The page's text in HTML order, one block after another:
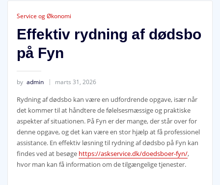
Service og Økonomi
Effektiv rydning af dødsbo
på Fyn
by admin marts 31, 2026
Rydning af dødsbo kan være en udfordrende opgave, især når
det kommer til at håndtere de følelsesmæssige og praktiske
aspekter af situationen. På Fyn er der mange, der står over for
denne opgave, og det kan være en stor hjælp at få professionel
assistance. En effektiv løsning til rydning af dødsbo på Fyn kan
findes ved at besøge https://askservice.dk/doedsboer-fyn/,
hvor man kan få information om de tilgængelige tjenester.